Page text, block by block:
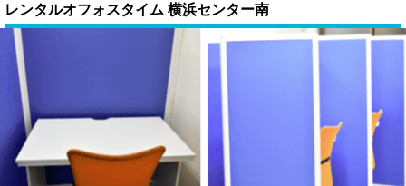
レンタルオフォスタイム 横浜センター南